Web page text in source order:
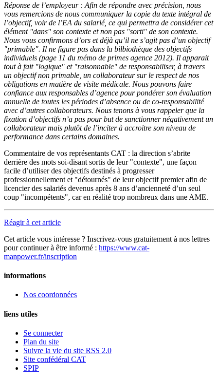
Réponse de l’employeur : Afin de répondre avec précision, nous
vous remercions de nous communiquer la copie du texte intégral de
l’objectif, voir de l’EA du salarié, ce qui permettra de considérer cet
élément "dans" son contexte et non pas "sorti" de son contexte.
Nous vous confirmons d’ors et déjà qu’il ne s’agit pas d’un objectif
"primable". Il ne figure pas dans la bilbiothèque des objectifs
individuels (page 11 du mémo de primes agence 2012). Il apparait
tout à fait "logique" et "raisonnable" de responsabiliser, à travers
un objectif non primable, un collaborateur sur le respect de nos
obligations en matière de visite médicale. Nous pouvons faire
confiance aux responsables d’agence pour pondérer son évaluation
annuelle de toutes les périodes d’absence ou de co-responsabilité
avec d’autres collaborateurs. Nous tenons à vous rappeler que la
fixation d’objectifs n’a pas pour but de sanctionner négativement un
collaborateur mais plutôt de l’inciter à accroitre son niveau de
performance dans certains domaines.
Commentaire de vos représentants CAT : la direction s’abrite
derrière des mots soi-disant sortis de leur "contexte", une façon
facile d’utiliser des objectifs destinés à progresser
professionnellement et "détournés" de leur objectif premier afin de
licencier des salariés devenus après 8 ans d’ancienneté d’un seul
coup "incompétents", car en réalité trop nombreux dans une AME.
Réagir à cet article
Cet article vous intéresse ? Inscrivez-vous gratuitement à nos lettres
pour continuer à être informé : https://www.cat-
manpower.fr/inscription
informations
Nos coordonnées
liens utiles
Se connecter
Plan du site
Suivre la vie du site RSS 2.0
Site confédéral CAT
SPIP